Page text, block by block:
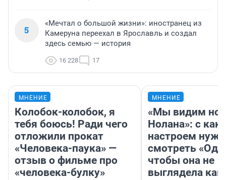
5
«Мечтал о большой жизни»: иностранец из
Камеруна переехал в Ярославль и создал
здесь семью — история
16 228 17
МНЕНИЕ
Колобок-колобок, я
тебя боюсь! Ради чего
отложили прокат
«Человека-паука» —
отзыв о фильме про
«человека-булку»
МНЕНИЕ
«Мы видим
Нолана»: с
настроем
смотреть
чтобы она не
выглядела как